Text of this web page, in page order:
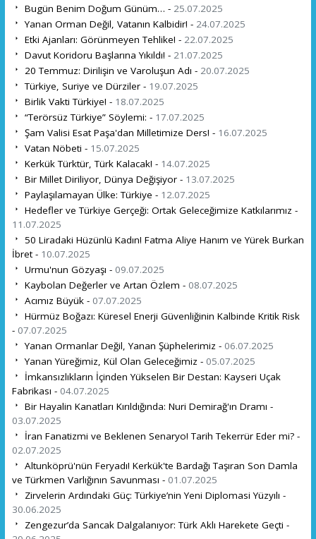
Bugün Benim Doğum Günüm… - 25.07.2025
Yanan Orman Değil, Vatanın Kalbidir! - 24.07.2025
Etki Ajanları: Görünmeyen Tehlike! - 22.07.2025
Davut Koridoru Başlarına Yıkıldı! - 21.07.2025
20 Temmuz: Dirilişin ve Varoluşun Adı - 20.07.2025
Türkiye, Suriye ve Dürziler - 19.07.2025
Birlik Vakti Türkiye! - 18.07.2025
“Terörsüz Türkiye” Söylemi: - 17.07.2025
Şam Valisi Esat Paşa'dan Milletimize Ders! - 16.07.2025
Vatan Nöbeti - 15.07.2025
Kerkük Türktür, Türk Kalacak! - 14.07.2025
Bir Millet Diriliyor, Dünya Değişiyor - 13.07.2025
Paylaşılamayan Ülke: Türkiye - 12.07.2025
Hedefler ve Türkiye Gerçeği: Ortak Geleceğimize Katkılarımız -
11.07.2025
50 Liradaki Hüzünlü Kadın! Fatma Aliye Hanım ve Yürek Burkan
İbret - 10.07.2025
Urmu'nun Gözyaşı - 09.07.2025
Kaybolan Değerler ve Artan Özlem - 08.07.2025
Acımız Büyük - 07.07.2025
Hürmüz Boğazı: Küresel Enerji Güvenliğinin Kalbinde Kritik Risk
- 07.07.2025
Yanan Ormanlar Değil, Yanan Şüphelerimiz - 06.07.2025
Yanan Yüreğimiz, Kül Olan Geleceğimiz - 05.07.2025
İmkansızlıkların İçinden Yükselen Bir Destan: Kayseri Uçak
Fabrikası - 04.07.2025
Bir Hayalin Kanatları Kırıldığında: Nuri Demirağ'ın Dramı -
03.07.2025
İran Fanatizmi ve Beklenen Senaryo! Tarih Tekerrür Eder mi? -
02.07.2025
Altunköprü'nün Feryadı! Kerkük'te Bardağı Taşıran Son Damla
ve Türkmen Varlığının Savunması - 01.07.2025
Zirvelerin Ardındaki Güç: Türkiye’nin Yeni Diplomasi Yüzyılı -
30.06.2025
Zengezur’da Sancak Dalgalanıyor: Türk Aklı Harekete Geçti -